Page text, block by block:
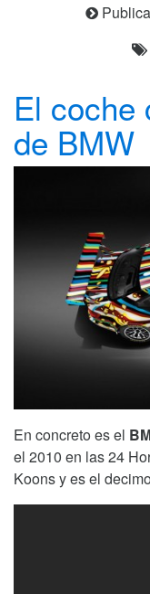
El coche
de BMW
En concreto es el
el 2010 en las 24
Koons y es el